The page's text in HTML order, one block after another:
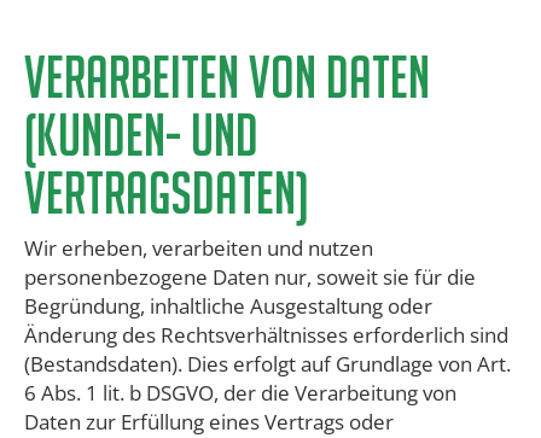
Verarbeiten von Daten
(Kunden- und
Vertragsdaten)
Wir erheben, verarbeiten und nutzen
personenbezogene Daten nur, soweit sie für die
Begründung, inhaltliche Ausgestaltung oder
Änderung des Rechtsverhältnisses erforderlich sind
(Bestandsdaten). Dies erfolgt auf Grundlage von Art.
6 Abs. 1 lit. b DSGVO, der die Verarbeitung von
Daten zur Erfüllung eines Vertrags oder